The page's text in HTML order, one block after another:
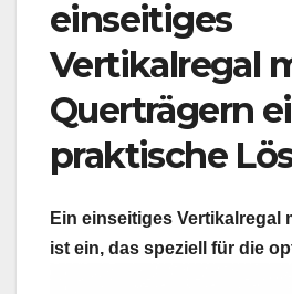
einseitiges
Vertikalregal
Querträgern
praktische
Ein einseitiges Vertikalregal
ist ein, das speziell für die